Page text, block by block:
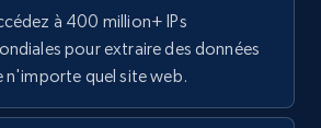
from shop's URL
Listing inventory id, Title, Rating,
à 400 million+ IPs
pour extraire des données
n'importe quel site web.